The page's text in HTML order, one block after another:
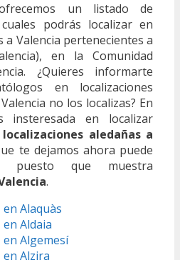
un listado de
podrás localizar en
a Valencia pertenecientes a
en la Comunidad
¿Quieres informarte
en localizaciones
no los localizas? En
insteresada en localizar
aledañas a
te dejamos ahora puede
puesto que muestra
.
Alaquàs
Aldaia
Algemesí
Alzira